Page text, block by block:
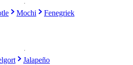
Mochi Fenegriek
Jalapeño